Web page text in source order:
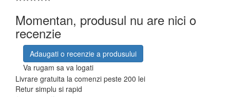
Momentan, produsul nu are nici o
recenzie
Adaugati o recenzie a produsului
Va rugam sa va logati
Livrare gratuita la comenzi peste 200 lei
Retur simplu si rapid